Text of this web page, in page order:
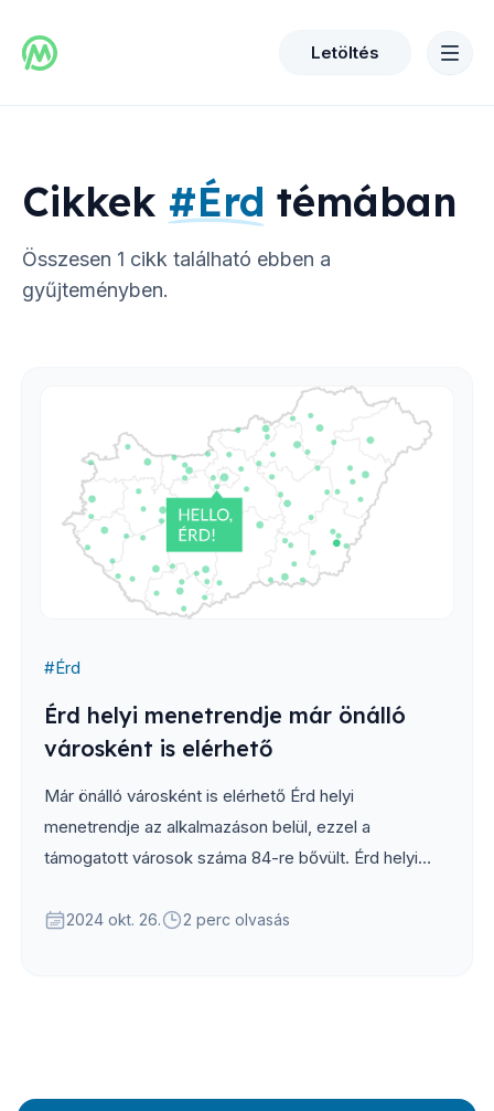
Letöltés
Cikkek #Érd témában
Összesen 1 cikk található ebben a
gyűjteményben.
#Érd
Érd helyi menetrendje már önálló
városként is elérhető
Már önálló városként is elérhető Érd helyi
menetrendje az alkalmazáson belül, ezzel a
támogatott városok száma 84-re bővült. Érd helyi
megtalálhatóak voltak az appban, azonban...
2024 okt. 26. 2 perc olvasás